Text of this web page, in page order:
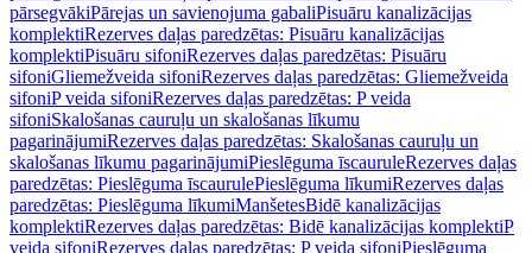
pārsegvākiPārejas un savienojuma gabaliPisuāru kanalizācijas
komplektiRezerves daļas paredzētas: Pisuāru kanalizācijas
komplektiPisuāru sifoniRezerves daļas paredzētas: Pisuāru
sifoniGliemežveida sifoniRezerves daļas paredzētas: Gliemežveida
sifoniP veida sifoniRezerves daļas paredzētas: P veida
sifoniSkalošanas cauruļu un skalošanas līkumu
pagarinājumiRezerves daļas paredzētas: Skalošanas cauruļu un
skalošanas līkumu pagarinājumiPieslēguma īscauruleRezerves daļas
paredzētas: Pieslēguma īscaurulePieslēguma līkumiRezerves daļas
paredzētas: Pieslēguma līkumiManšetesBidē kanalizācijas
komplektiRezerves daļas paredzētas: Bidē kanalizācijas komplektiP
veida sifoniRezerves daļas paredzētas: P veida sifoniPieslēguma